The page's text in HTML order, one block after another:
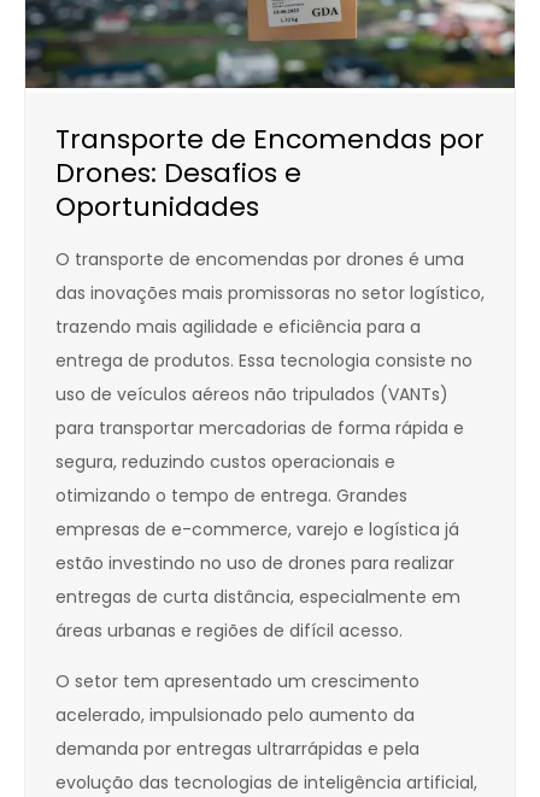
Transporte de Encomendas por
Drones: Desafios e
Oportunidades
O transporte de encomendas por drones é uma
das inovações mais promissoras no setor logístico,
trazendo mais agilidade e eficiência para a
entrega de produtos. Essa tecnologia consiste no
uso de veículos aéreos não tripulados (VANTs)
para transportar mercadorias de forma rápida e
segura, reduzindo custos operacionais e
otimizando o tempo de entrega. Grandes
empresas de e-commerce, varejo e logística já
estão investindo no uso de drones para realizar
entregas de curta distância, especialmente em
áreas urbanas e regiões de difícil acesso.
O setor tem apresentado um crescimento
acelerado, impulsionado pelo aumento da
demanda por entregas ultrarrápidas e pela
evolução das tecnologias de inteligência artificial,